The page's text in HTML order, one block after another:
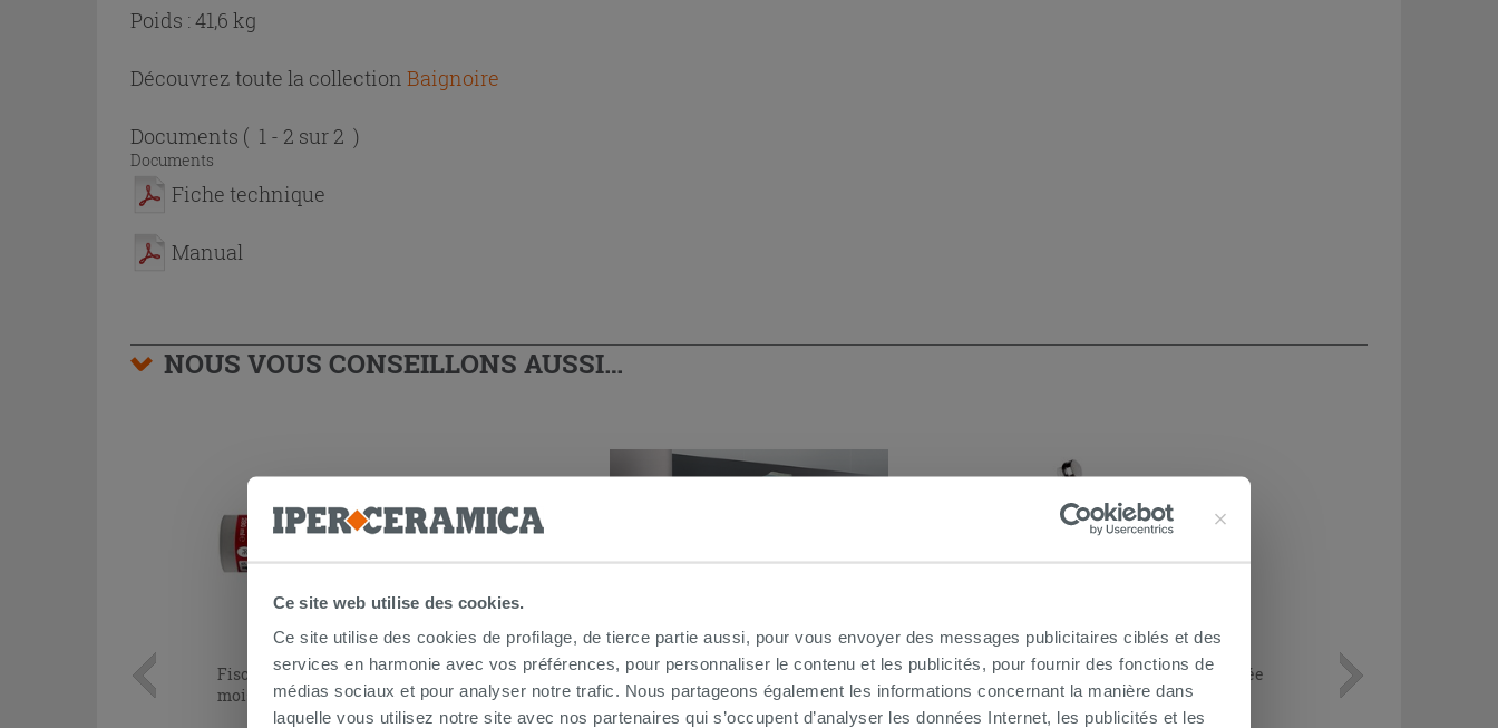
Ce site web utilise des cookies.
Ce site utilise des cookies de profilage, de tierce partie aussi, pour vous envoyer des messages publicitaires ciblés et des
services en harmonie avec vos préférences, pour personnaliser le contenu et les publicités, pour fournir des fonctions de
médias sociaux et pour analyser notre trafic. Nous partageons également les informations concernant la manière dans
laquelle vous utilisez notre site avec nos partenaires qui s’occupent d’analyser les données Internet, les publicités et les
Poids : 41,6 kg
Découvrez toute la collection Baignoire
Documents ( 1 - 2 sur 2 )
Documents
Fiche technique
Manual
NOUS VOUS CONSEILLONS AUSSI…
Fischer® silicone acétique anti-
moisissure transparent
Gea panneau latéral de 70 pour
baignoire 170 blanc
Colonne baignoire Tiger siphonnée
surbaissée